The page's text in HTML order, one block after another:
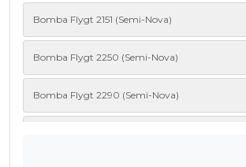
Bomba Flygt 2151 (Semi-Nova)
Bomba Flygt 2250 (Semi-Nova)
Bomba Flygt 2290 (Semi-Nova)